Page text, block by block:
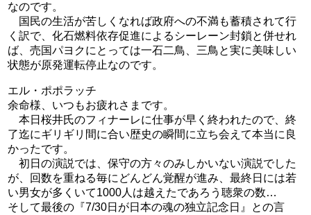
なのです。
国民の生活が苦しくなれば政府への不満も蓄積されて行
く訳で、化石燃料依存促進によるシーレーン封鎖と併せれ
ば、売国パヨクにとっては一石二鳥、三鳥と実に美味しい
状態が原発運転停止なのです。
エル・ポポラッチ
余命様、いつもお疲れさまです。
本日桜井氏のフィナーレに仕事が早く終われたので、終
了迄にギリギリ間に合い歴史の瞬間に立ち会えて本当に良
かったです。
初日の演説では、保守の方々のみしかいない演説でした
が、回数を重ねる毎にどんどん覚醒が進み、最終日には若
い男女が多くいて1000人は越えたであろう聴衆の数…
そして最後の『7/30日が日本の魂の独立記念日』との言